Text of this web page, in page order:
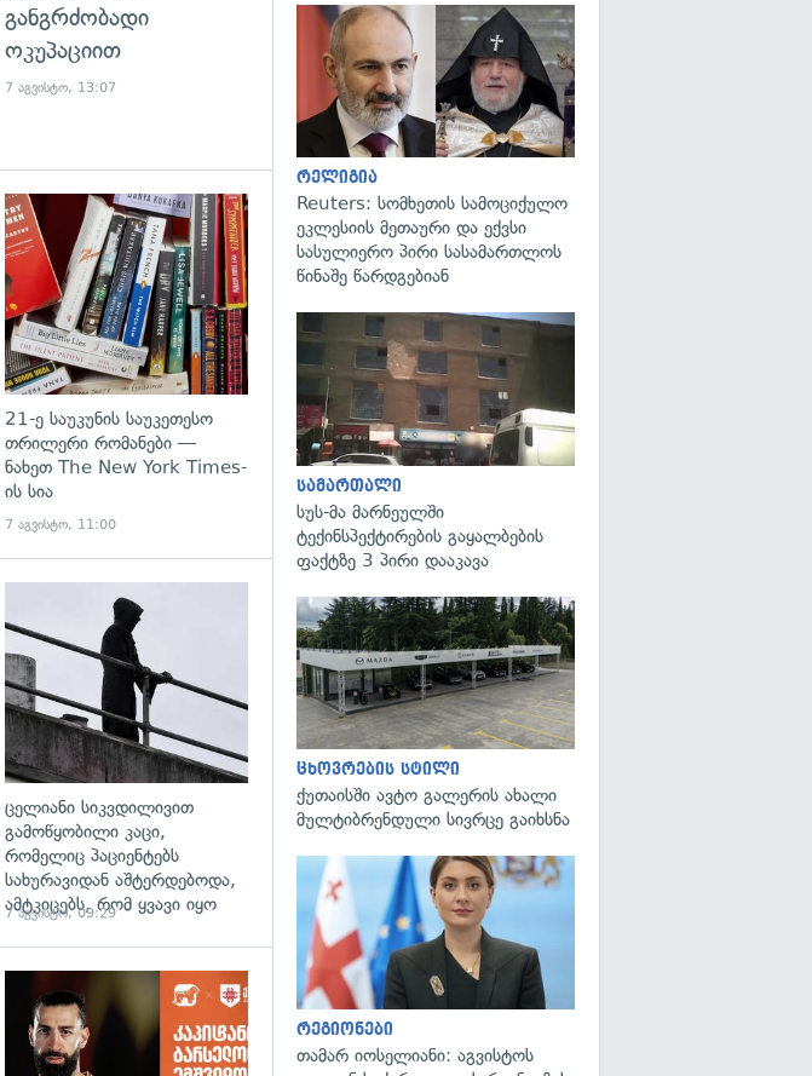
განგრძობადი
ოკუპაციით
7 აგვისტო, 13:07
გადახედვა გადახედვა
21-ე საუკუნის საუკეთესო
თრილერი რომანები —
ნახეთ The New York Times-
ის სია
7 აგვისტო, 11:00
გადახედვა
ცელიანი სიკვდილივით
გამოწყობილი კაცი,
რომელიც პაციენტებს
სახურავიდან აშტერდებოდა,
ამტკიცებს, რომ ყვავი იყო
7 აგვისტო, 09:29
რელიგია
Reuters: სომხეთის სამოციქულო
ეკლესიის მეთაური და ექვსი
სასულიერო პირი სასამართლოს
წინაშე წარდგებიან
სამართალი
სუს-მა მარნეულში
ტექინსპექტირების გაყალბების
ფაქტზე 3 პირი დააკავა
ცხოვრების სტილი
ქუთაისში ავტო გალერის ახალი
მულტიბრენდული სივრცე გაიხსნა
რეგიონები
თამარ იოსელიანი: აგვისტოს